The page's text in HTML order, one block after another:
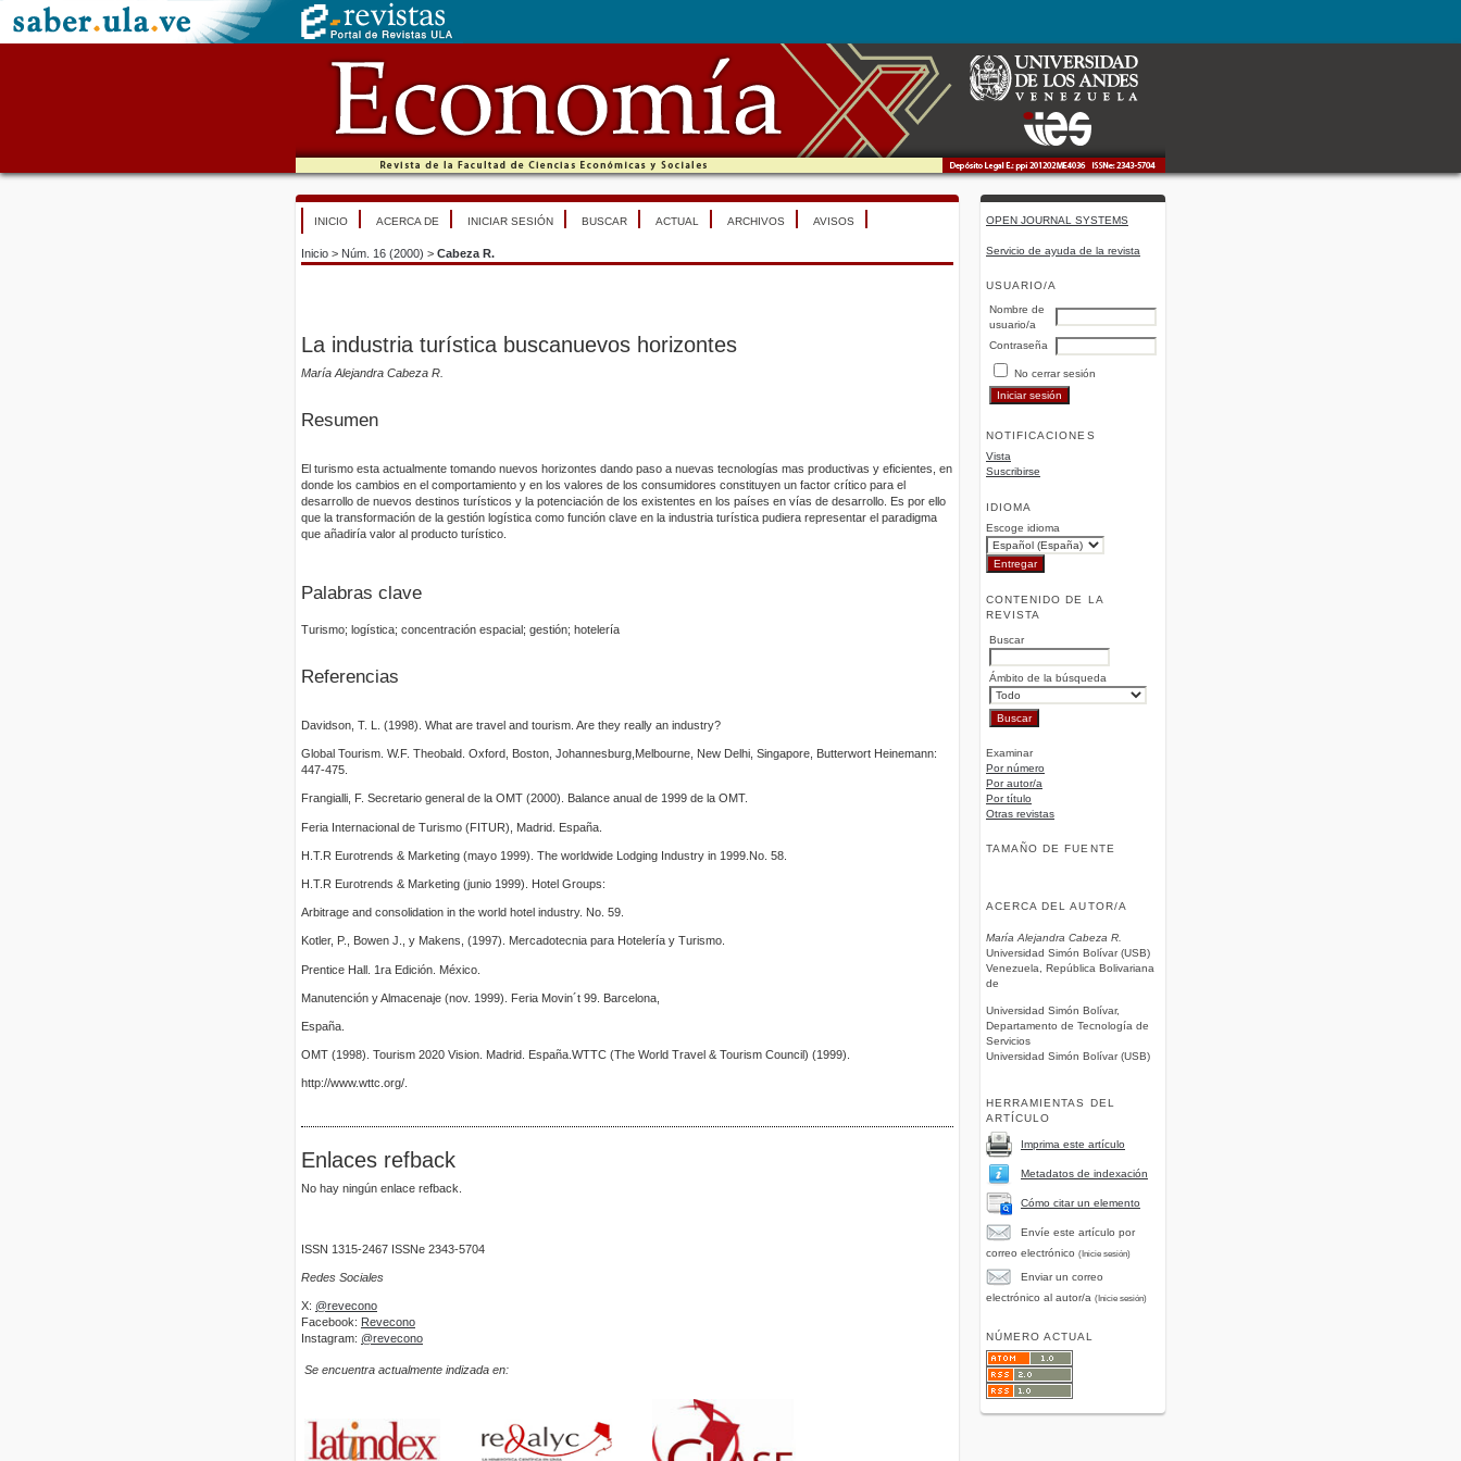
OPEN JOURNAL SYSTEMS
Servicio de ayuda de la revista
USUARIO/A
Nombre de
usuario/a
Contraseña
No cerrar sesión
NOTIFICACIONES
Vista
Suscribirse
IDIOMA
Escoge idioma
CONTENIDO DE LA
REVISTA
Buscar
Ámbito de la búsqueda
Examinar
Por número
Por autor/a
Por título
Otras revistas
TAMAÑO DE FUENTE
ACERCA DEL AUTOR/A
María Alejandra Cabeza R.
Universidad Simón Bolívar (USB)
Venezuela, República Bolivariana
de
Universidad Simón Bolívar,
Departamento de Tecnología de
Servicios
Universidad Simón Bolívar (USB)
HERRAMIENTAS DEL
ARTÍCULO
Imprima este artículo
Metadatos de indexación
Cómo citar un elemento
Envíe este artículo por
correo electrónico (Inicie sesión)
Enviar un correo
electrónico al autor/a (Inicie sesión)
NÚMERO ACTUAL
INICIO ACERCA DE INICIAR SESIÓN BUSCAR ACTUAL ARCHIVOS AVISOS
Inicio > Núm. 16 (2000) > Cabeza R.
La industria turística buscanuevos horizontes
María Alejandra Cabeza R.
Resumen
El turismo esta actualmente tomando nuevos horizontes dando paso a nuevas tecnologías mas productivas y eficientes, en
donde los cambios en el comportamiento y en los valores de los consumidores constituyen un factor crítico para el
desarrollo de nuevos destinos turísticos y la potenciación de los existentes en los países en vías de desarrollo. Es por ello
que la transformación de la gestión logística como función clave en la industria turística pudiera representar el paradigma
que añadiría valor al producto turístico.
Palabras clave
Turismo; logística; concentración espacial; gestión; hotelería
Referencias
Davidson, T. L. (1998). What are travel and tourism. Are they really an industry?
Global Tourism. W.F. Theobald. Oxford, Boston, Johannesburg,Melbourne, New Delhi, Singapore, Butterwort Heinemann:
447-475.
Frangialli, F. Secretario general de la OMT (2000). Balance anual de 1999 de la OMT.
Feria Internacional de Turismo (FITUR), Madrid. España.
H.T.R Eurotrends & Marketing (mayo 1999). The worldwide Lodging Industry in 1999.No. 58.
H.T.R Eurotrends & Marketing (junio 1999). Hotel Groups:
Arbitrage and consolidation in the world hotel industry. No. 59.
Kotler, P., Bowen J., y Makens, (1997). Mercadotecnia para Hotelería y Turismo.
Prentice Hall. 1ra Edición. México.
Manutención y Almacenaje (nov. 1999). Feria Movin´t 99. Barcelona,
España.
OMT (1998). Tourism 2020 Vision. Madrid. España.WTTC (The World Travel & Tourism Council) (1999).
http://www.wttc.org/.
Enlaces refback
No hay ningún enlace refback.
ISSN 1315-2467 ISSNe 2343-5704
Redes Sociales
X: @revecono
Facebook: Revecono
Instagram: @revecono
Se encuentra actualmente indizada en: